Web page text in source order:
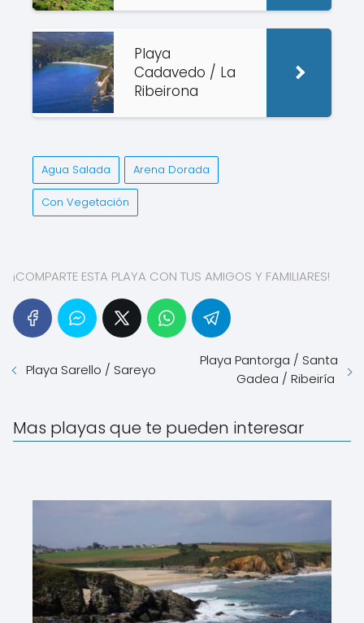
Playa
Cadavedo / La
Ribeirona
Agua Salada Arena Dorada
Con Vegetación
¡COMPARTE ESTA PLAYA CON TUS AMIGOS Y FAMILIARES!
Playa Sarello / Sareyo
Playa Pantorga / Santa
Gadea / Ribeiría
Mas playas que te pueden interesar